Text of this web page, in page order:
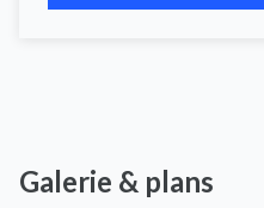
Galerie & plans